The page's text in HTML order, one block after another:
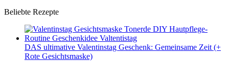
Beliebte Rezepte
DAS ultimative Valentinstag Geschenk: Gemeinsame Zeit (+
Rote Gesichtsmaske)